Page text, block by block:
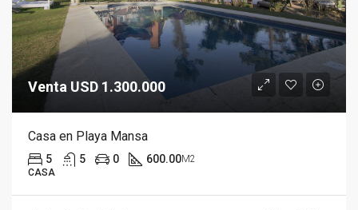
Venta USD 1.300.000
Casa en Playa Mansa
5 5 0 600.00M2
CASA